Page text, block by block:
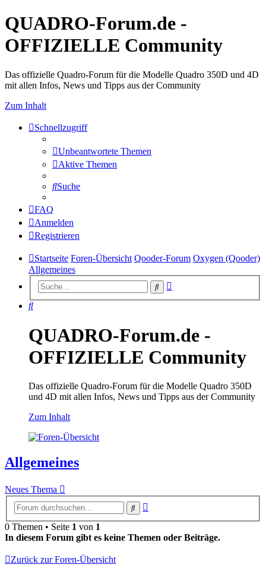
QUADRO-Forum.de -
OFFIZIELLE Community
Das offizielle Quadro-Forum für die Modelle Quadro 350D und 4D
mit allen Infos, News und Tipps aus der Community
Zum Inhalt
Schnellzugriff
Unbeantwortete Themen
Aktive Themen
Suche
FAQ
Anmelden
Registrieren
Startseite Foren-Übersicht Qooder-Forum Oxygen (Qooder)
Allgemeines
Suche
Suche
QUADRO-Forum.de -
OFFIZIELLE Community
Das offizielle Quadro-Forum für die Modelle Quadro 350D
und 4D mit allen Infos, News und Tipps aus der Community
Zum Inhalt
Allgemeines
Neues Thema
Suche
0 Themen • Seite 1 von 1
In diesem Forum gibt es keine Themen oder Beiträge.
Zurück zur Foren-Übersicht